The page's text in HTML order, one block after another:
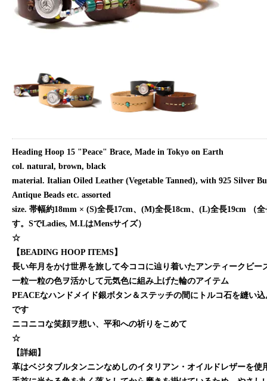
Heading Hoop 15 "Peace" Brace, Made in Tokyo on Earth
col. natural, brown, black
material. Italian Oiled Leather (Vegetable Tanned), with 925 Silver
Antique Beads etc. assorted
size. 帯幅約18mm × (S)全長17cm、(M)全長18cm、(L)全長19cm （
す。SでLadies, M.LはMensサイズ）
☆
【BEADING HOOP ITEMS】
長い年月をかけ世界を旅して今ココに辿り着いたアンティークビー
一粒一粒の色ヲ活かして元気色に組み上げた輪のアイテム
PEACEなハンドメイド銀ボタン＆ステッチの間にトルコ石を縫い
です
ニコニコな笑顔ヲ想い、平和への祈りをこめて
☆
【詳細】
革はベジタブルタンニンなめしのイタリアン・オイルドレザーを使